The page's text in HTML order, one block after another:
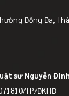
Đống Đa,
sư Nguyễn
TP/ĐKHĐ